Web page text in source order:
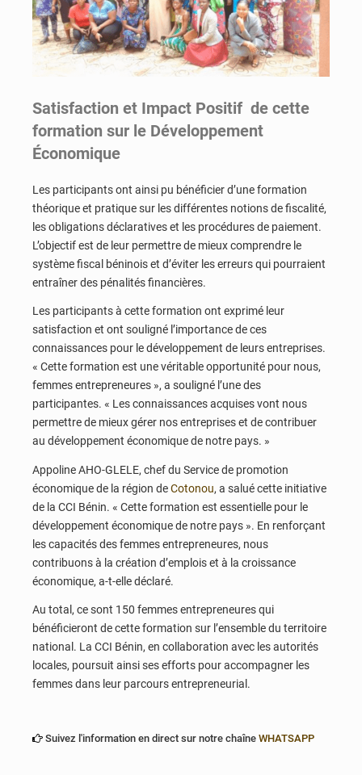
Satisfaction et Impact Positif de cette
formation sur le Développement
Économique
Les participants ont ainsi pu bénéficier d’une formation
théorique et pratique sur les différentes notions de fiscalité,
les obligations déclaratives et les procédures de paiement.
L’objectif est de leur permettre de mieux comprendre le
système fiscal béninois et d’éviter les erreurs qui pourraient
entraîner des pénalités financières.
Les participants à cette formation ont exprimé leur
satisfaction et ont souligné l’importance de ces
connaissances pour le développement de leurs entreprises.
« Cette formation est une véritable opportunité pour nous,
femmes entrepreneures », a souligné l’une des
participantes. « Les connaissances acquises vont nous
permettre de mieux gérer nos entreprises et de contribuer
au développement économique de notre pays. »
Appoline AHO-GLELE, chef du Service de promotion
économique de la région deCotonou, a salué cette initiative
de la CCI Bénin. « Cette formation est essentielle pour le
développement économique de notre pays ». En renforçant
les capacités des femmes entrepreneures, nous
contribuons à la création d’emplois et à la croissance
économique, a-t-elle déclaré.
Au total, ce sont 150 femmes entrepreneures qui
bénéficieront de cette formation sur l’ensemble du territoire
national. La CCI Bénin, en collaboration avec les autorités
locales, poursuit ainsi ses efforts pour accompagner les
femmes dans leur parcours entrepreneurial.
Suivez l'information en direct sur notre chaîne WHATSAPP